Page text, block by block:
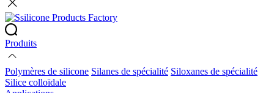
Produits
Polymères de silicone Silanes de spécialité Siloxanes de spécialité
Silice colloïdale